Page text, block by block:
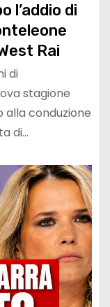
l’addio di
Rai
di
stagione
alla conduzione
di…